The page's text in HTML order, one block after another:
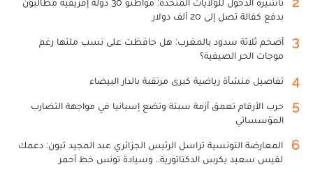
بدفع كفالة تصل إلى 20 ألف دولار
3
أضخم ثلاثة سدود بالمغرب: هل حافظت على نسب ملئها رغم
موجات الحر الصيفية؟
4 تفاصيل منشأة رياضية كبرى مرتقبة بالدار البيضاء
5
حرب الأرقام تعمق أزمة سبتة وتضع إسبانيا في مواجهة التضارب
المؤسساتي
6
المعارضة التونسية تراسل الرئيس الجزائري عبد المجيد تبون: دعمك
لقيس سعيد يكرس الدكتاتورية.. وسيادة تونس خط أحمر